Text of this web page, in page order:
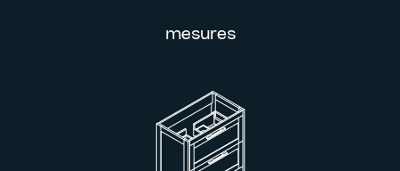
mesures